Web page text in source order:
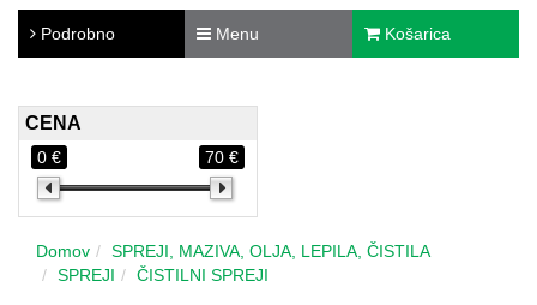
Podrobno Menu Košarica
CENA
0 € 70 €
Domov
SPREJI, MAZIVA, OLJA, LEPILA, ČISTILA
SPREJI
ČISTILNI SPREJI